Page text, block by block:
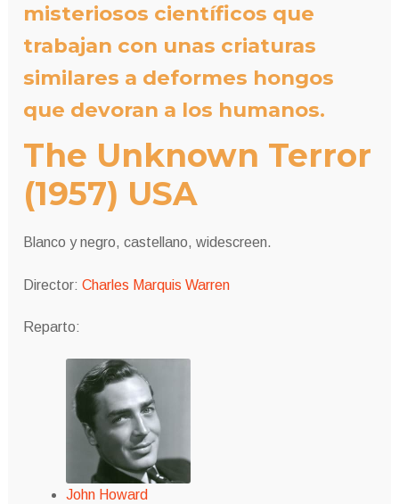
misteriosos científicos que
trabajan con unas criaturas
similares a deformes hongos
que devoran a los humanos.
The Unknown Terror
(1957) USA
Blanco y negro, castellano, widescreen.
Director: Charles Marquis Warren
Reparto:
John Howard